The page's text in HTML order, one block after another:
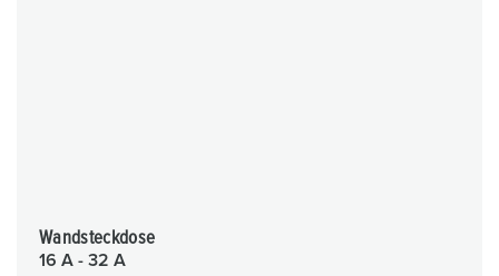
Wandsteckdose
16 A - 32 A